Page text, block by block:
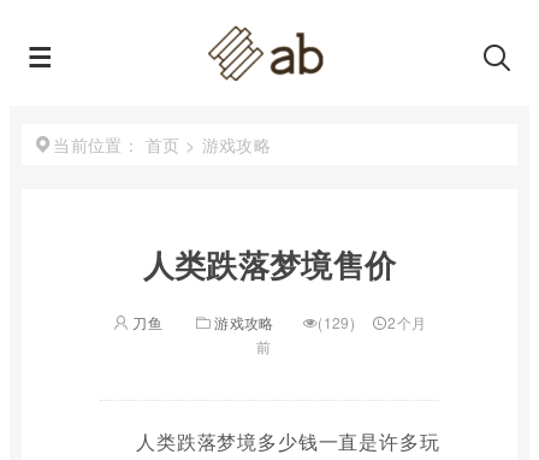
当前位置： 首页 > 游戏攻略
人类跌落梦境售价
刀鱼 游戏攻略 (129)
2个月
前
人类跌落梦境多少钱一直是许多玩